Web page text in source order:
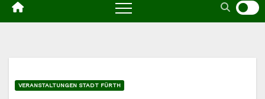
VERANSTALTUNGEN STADT FÜRTH